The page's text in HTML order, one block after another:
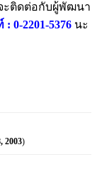
ะติดต่อกับผู้พัฒนา
0-2201-5376 นะ
2003)